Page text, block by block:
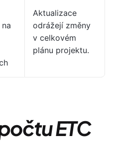
Aktualizace
odrážejí změny
v celkovém
plánu projektu.
ETC